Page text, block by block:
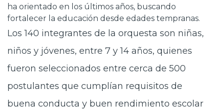
ha orientado en los últimos años, buscando
fortalecer la educación desde edades tempranas.
Los 140 integrantes de la orquesta son niñas,
niños y jóvenes, entre 7 y 14 años, quienes
fueron seleccionados entre cerca de 500
postulantes que cumplían requisitos de
buena conducta y buen rendimiento escolar